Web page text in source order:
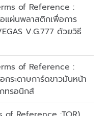
of Reference :
อแผ่นพลาสติกเพื่อการ
V.G.777 ด้วยวิธี
of Reference :
กระดาษการ์ดขาวมันหน้า
ทรอนิกส์